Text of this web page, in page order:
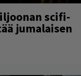
scifi-
jumalaisen